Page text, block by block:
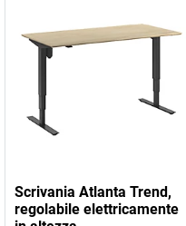
Scrivania Atlanta Trend,
regolabile elettricamente